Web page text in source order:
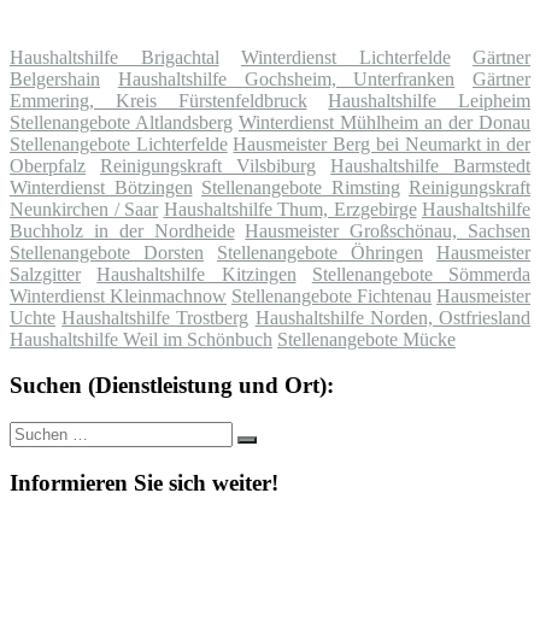
Haushaltshilfe Brigachtal Winterdienst Lichterfelde
Gärtner
Belgershain
Haushaltshilfe Gochsheim, Unterfranken
Gärtner
Emmering, Kreis Fürstenfeldbruck
Haushaltshilfe Leipheim
Stellenangebote Altlandsberg Winterdienst Mühlheim an der Donau
Stellenangebote Lichterfelde Hausmeister Berg bei Neumarkt in der
Oberpfalz
Reinigungskraft Vilsbiburg
Haushaltshilfe Barmstedt
Winterdienst Bötzingen Stellenangebote Rimsting Reinigungskraft
Neunkirchen / Saar Haushaltshilfe Thum, Erzgebirge Haushaltshilfe
Buchholz in der Nordheide Hausmeister Großschönau, Sachsen
Stellenangebote Dorsten
Stellenangebote Öhringen
Hausmeister
Salzgitter
Haushaltshilfe Kitzingen
Stellenangebote Sömmerda
Winterdienst Kleinmachnow Stellenangebote Fichtenau Hausmeister
Uchte Haushaltshilfe Trostberg Haushaltshilfe Norden, Ostfriesland
Haushaltshilfe Weil im Schönbuch Stellenangebote Mücke
Suchen (Dienstleistung und Ort):
Suche
nach:
Suchen
Informieren Sie sich weiter!